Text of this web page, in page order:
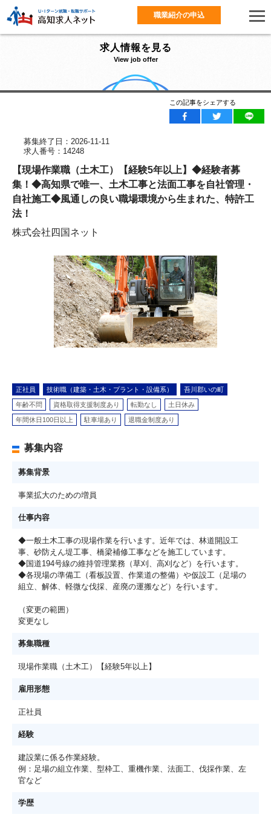
職業紹介の申込
求人情報を見る
View job offer
この記事をシェアする
募集終了日：2026-11-11
求人番号：14248
【現場作業職（土木工）【経験5年以上】◆経験者募
集！◆高知県で唯一、土木工事と法面工事を自社管理・
自社施工◆風通しの良い職場環境から生まれた、特許工
法！
株式会社四国ネット
正社員 技術職（建築・土木・プラント・設備系） 吾川郡いの町
年齢不問 資格取得支援制度あり 転勤なし 土日休み
年間休日100日以上 駐車場あり 退職金制度あり
募集内容
募集背景
事業拡大のための増員
仕事内容
◆一般土木工事の現場作業を行います。近年では、林道開設工
事、砂防えん堤工事、橋梁補修工事などを施工しています。
◆国道194号線の維持管理業務（草刈、高刈など）を行います。
◆各現場の準備工（看板設置、作業道の整備）や仮設工（足場の
組立、解体、軽微な伐採、産廃の運搬など）を行います。
（変更の範囲）
変更なし
募集職種
現場作業職（土木工）【経験5年以上】
雇用形態
正社員
経験
建設業に係る作業経験。
例：足場の組立作業、型枠工、重機作業、法面工、伐採作業、左
官など
学歴